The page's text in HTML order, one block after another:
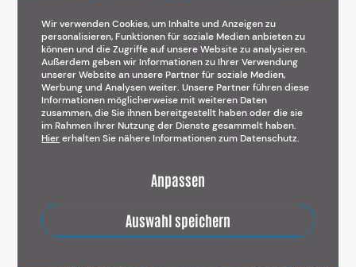
Professionelle Protokolle und Mitschriften in Meetings:
Der Schlüssel zur Effizienz
Wir verwenden Cookies, um Inhalte und Anzeigen zu
personalisieren, Funktionen für soziale Medien anbieten zu
können und die Zugriffe auf unsere Website zu analysieren.
Außerdem geben wir Informationen zu Ihrer Verwendung
unserer Website an unsere Partner für soziale Medien,
Werbung und Analysen weiter. Unsere Partner führen diese
Informationen möglicherweise mit weiteren Daten
zusammen, die Sie ihnen bereitgestellt haben oder die sie
im Rahmen Ihrer Nutzung der Dienste gesammelt haben.
Hiererhalten Sie nähere Informationen zum Datenschutz.
Anpassen
Auswahl speichern